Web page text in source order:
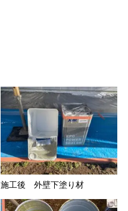
施工後 外壁下塗り材